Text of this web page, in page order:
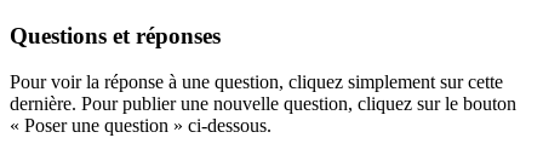
Questions et réponses
Pour voir la réponse à une question, cliquez simplement sur cette
dernière. Pour publier une nouvelle question, cliquez sur le bouton
« Poser une question » ci-dessous.